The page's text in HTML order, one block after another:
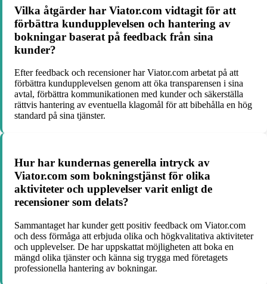
Vilka åtgärder har Viator.com vidtagit för att
förbättra kundupplevelsen och hantering av
bokningar baserat på feedback från sina
kunder?
Efter feedback och recensioner har Viator.com arbetat på att
förbättra kundupplevelsen genom att öka transparensen i sina
avtal, förbättra kommunikationen med kunder och säkerställa
rättvis hantering av eventuella klagomål för att bibehålla en hög
standard på sina tjänster.
Hur har kundernas generella intryck av
Viator.com som bokningstjänst för olika
aktiviteter och upplevelser varit enligt de
recensioner som delats?
Sammantaget har kunder gett positiv feedback om Viator.com
och dess förmåga att erbjuda olika och högkvalitativa aktiviteter
och upplevelser. De har uppskattat möjligheten att boka en
mängd olika tjänster och känna sig trygga med företagets
professionella hantering av bokningar.